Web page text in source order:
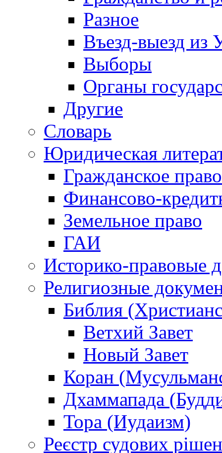
Разное
Въезд-выезд из
Выборы
Органы
Другие
Словарь
Юридическая
Гражданское право
Финансово-
Земельное право
ГАИ
Историко-правовые
Религиозные
Библия
Ветхий Завет
Новый Завет
Коран
Дхаммапада
Тора (Иудаизм)
Реєстр судових